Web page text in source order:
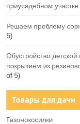
приусадебном участке
Решаем проблему
5)
Обустройство
покрытием из
of 5)
Товары для дачи
Газонокосилки